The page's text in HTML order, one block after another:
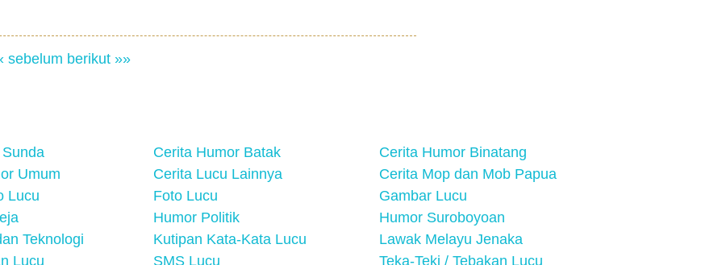
sebelum berikut »»
Cerita Humor Batak
Cerita Humor Binatang
Umum Cerita Lucu Lainnya
Cerita Mop dan Mob Papua
Lucu Foto Lucu
Gambar Lucu
Humor Politik
Humor Suroboyoan
Teknologi Kutipan Kata-Kata Lucu
Lawak Melayu Jenaka
Lucu SMS Lucu Teka-Teki / Tebakan Lucu